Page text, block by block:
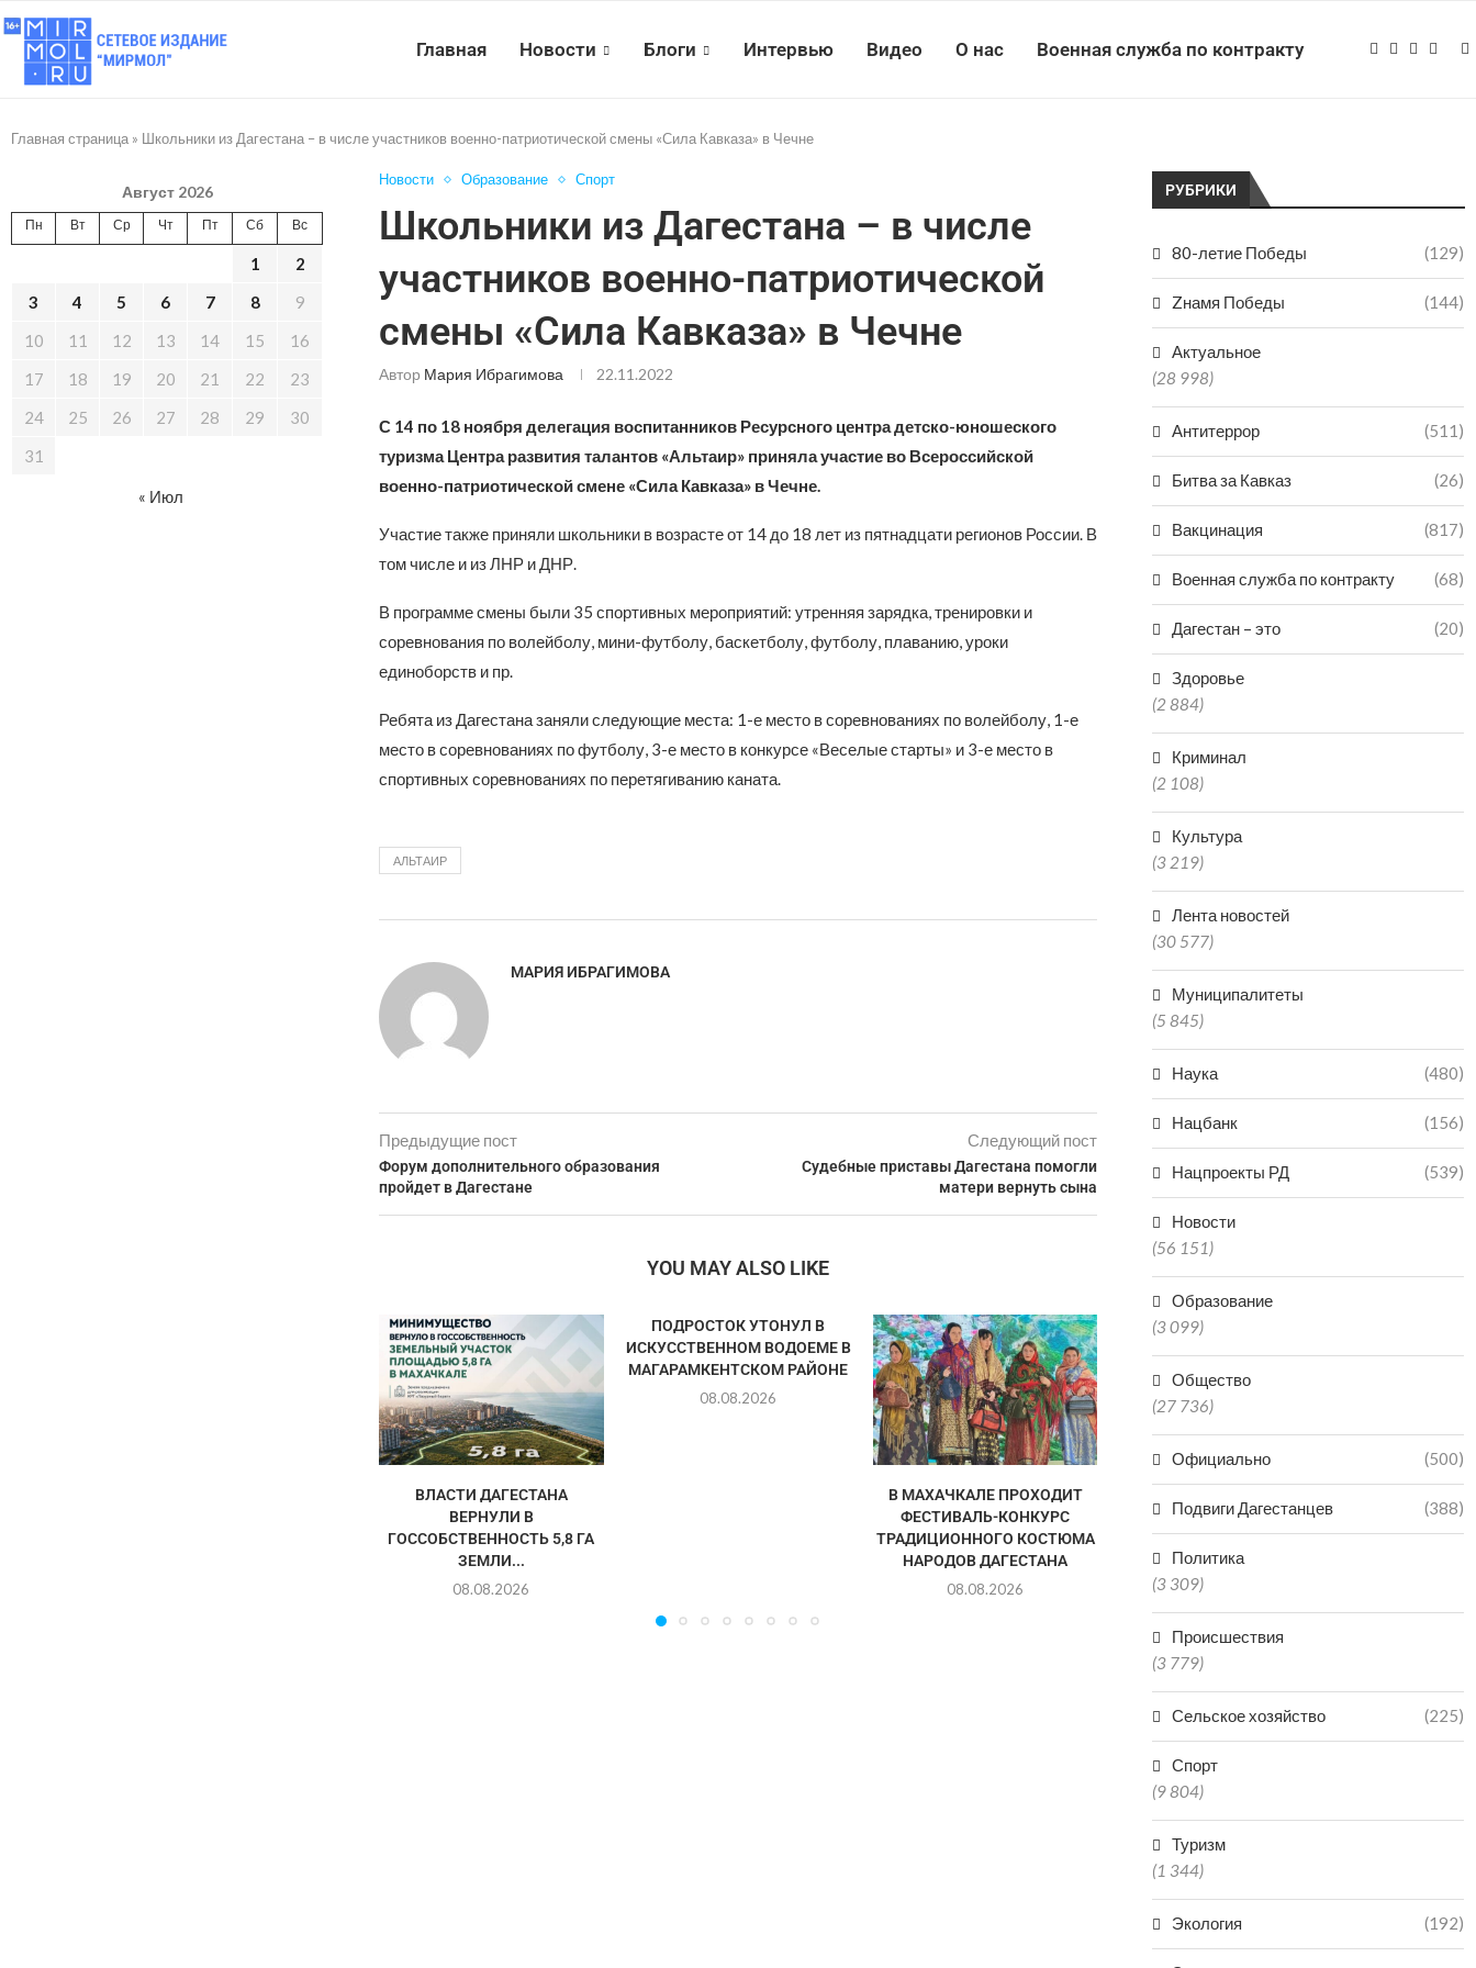
Главная Новости Блоги Интервью Видео О нас Военная служба по контракту
Главная страница » Школьники из Дагестана – в числе участников военно-патриотической смены «Сила Кавказа» в Чечне
Новости Образование Спорт
Школьники из Дагестана – в числе
участников военно-патриотической
смены «Сила Кавказа» в Чечне
Автор Мария Ибрагимова 22.11.2022
С 14 по 18 ноября делегация воспитанников Ресурсного центра детско-юношеского
туризма Центра развития талантов «Альтаир» приняла участие во Всероссийской
военно-патриотической смене «Сила Кавказа» в Чечне.
Участие также приняли школьники в возрасте от 14 до 18 лет из пятнадцати регионов России. В
том числе и из ЛНР и ДНР.
В программе смены были 35 спортивных мероприятий: утренняя зарядка, тренировки и
соревнования по волейболу, мини-футболу, баскетболу, футболу, плаванию, уроки
единоборств и пр.
Ребята из Дагестана заняли следующие места: 1-е место в соревнованиях по волейболу, 1-е
место в соревнованиях по футболу, 3-е место в конкурсе «Веселые старты» и 3-е место в
спортивных соревнованиях по перетягиванию каната.
АЛЬТАИР
МАРИЯ ИБРАГИМОВА
Предыдущие пост
Форум дополнительного образования
пройдет в Дагестане
Следующий пост
Судебные приставы Дагестана помогли
матери вернуть сына
YOU MAY ALSO LIKE
ВЛАСТИ ДАГЕСТАНА
ВЕРНУЛИ В
ГОССОБСТВЕННОСТЬ 5,8 ГА
ЗЕМЛИ...
08.08.2026
ПОДРОСТОК УТОНУЛ В
ИСКУССТВЕННОМ ВОДОЕМЕ В
МАГАРАМКЕНТСКОМ РАЙОНЕ
08.08.2026
В МАХАЧКАЛЕ ПРОХОДИТ
ФЕСТИВАЛЬ-КОНКУРС
ТРАДИЦИОННОГО КОСТЮМА
НАРОДОВ ДАГЕСТАНА
08.08.2026
СУД АРЕСТОВАЛ ПЯТЕРЫХ
08.08.2026
РУБРИКИ
80-летие Победы (129)
Zнамя Победы (144)
Актуальное
(28 998)
Антитеррор (511)
Битва за Кавказ (26)
Вакцинация (817)
Военная служба по контракту (68)
Дагестан – это (20)
Здоровье
(2 884)
Криминал
(2 108)
Культура
(3 219)
Лента новостей
(30 577)
Муниципалитеты
(5 845)
Наука (480)
Нацбанк (156)
Нацпроекты РД (539)
Новости
(56 151)
Образование
(3 099)
Общество
(27 736)
Официально (500)
Подвиги Дагестанцев (388)
Политика
(3 309)
Происшествия
(3 779)
Сельское хозяйство (225)
Спорт
(9 804)
Туризм
(1 344)
Экология (192)
Август 2026
Пн Вт Ср Чт Пт Сб Вс
1
2
3
4 5 6 7 8
9
10
11 12 13 14 15
16
17
18 19 20 21 22
23
24
25 26 27 28 29
30
31
« Июл